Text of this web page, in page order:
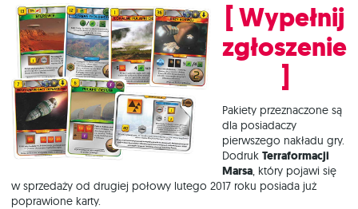
[ Wypełnij
zgłoszenie
]
Pakiety przeznaczone są
dla posiadaczy
pierwszego nakładu gry.
Dodruk Terraformacji
Marsa, który pojawi się
w sprzedaży od drugiej połowy lutego 2017 roku posiada już
poprawione karty.